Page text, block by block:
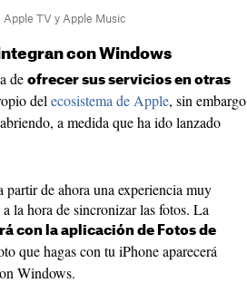
Apple TV y Apple Music
con Windows
de ofrecer sus servicios en otras
del ecosistema de Apple, sin embargo
a medida que ha ido lanzado
de ahora una experiencia muy
la hora de sincronizar las fotos. La
con la aplicación de Fotos de
que hagas con tu iPhone aparecerá
Windows.